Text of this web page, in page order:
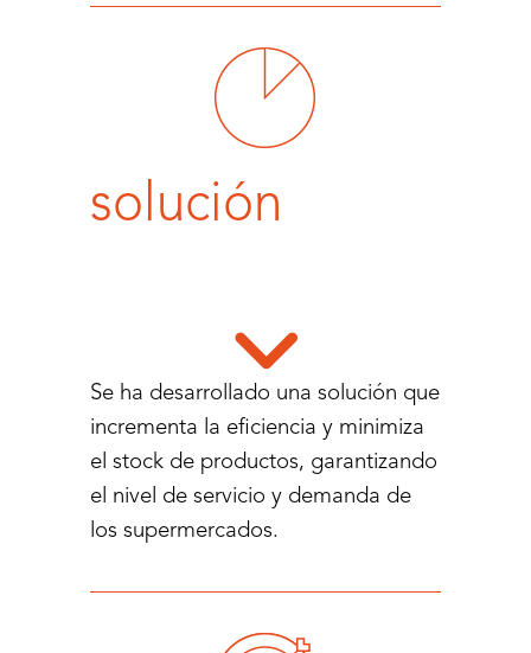
solución
Se ha desarrollado una solución que
incrementa la eficiencia y minimiza
el stock de productos, garantizando
el nivel de servicio y demanda de
los supermercados.